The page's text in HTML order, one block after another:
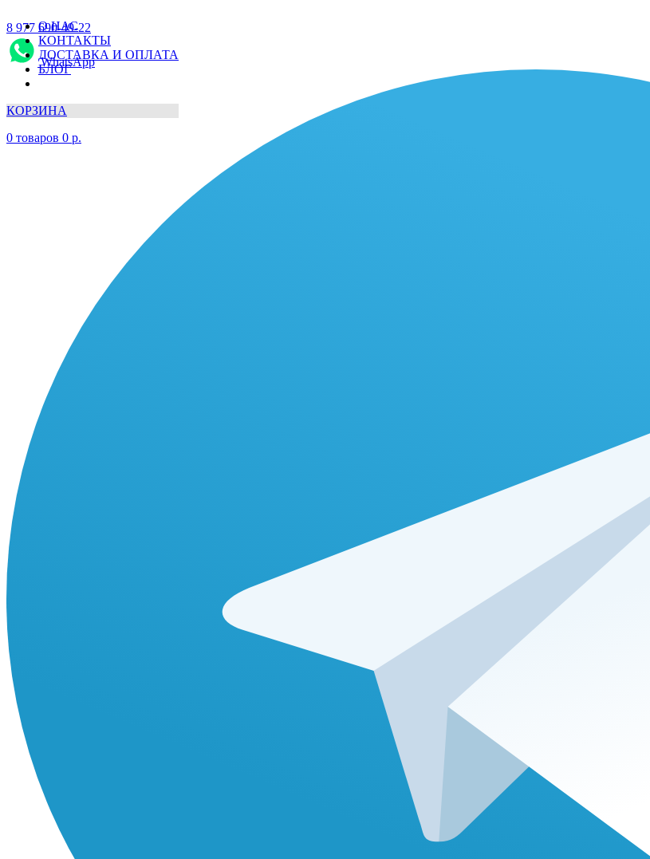
О НАС
КОНТАКТЫ
ДОСТАВКА И ОПЛАТА
БЛОГ
КОРЗИНА
0 товаров 0 р.
8 977 690-49-22
WhatsApp